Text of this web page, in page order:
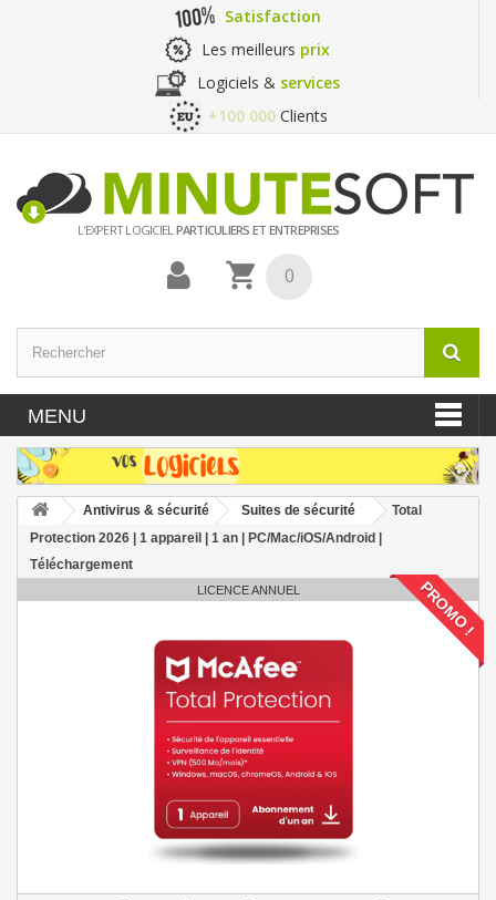
Satisfaction
Les meilleurs prix
Logiciels & services
+100 000 Clients
L'EXPERT LOGICIELPARTICULIERS ET ENTREPRISES
0
MENU
Antivirus & sécurité Suites de sécurité
Total
Protection 2026 | 1 appareil | 1 an | PC/Mac/iOS/Android |
Téléchargement
LICENCE ANNUEL PROMO !